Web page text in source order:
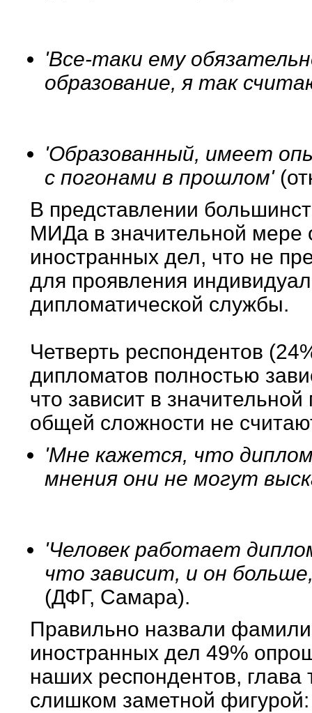
'Все-таки ему
образование, я так
'Образованный, имеет
с погонами в прошлом'
В представлении
МИДа в значительной мере
иностранных дел, что не
для проявления
дипломатической службы.
Четверть респондентов
дипломатов полностью
что зависит в
общей сложности не
'Мне кажется, что
мнения они не могут
'Человек работает
что зависит, и он
(ДФГ, Самара).
Правильно назвали
иностранных дел 49%
наших респондентов,
слишком заметной фигурой: